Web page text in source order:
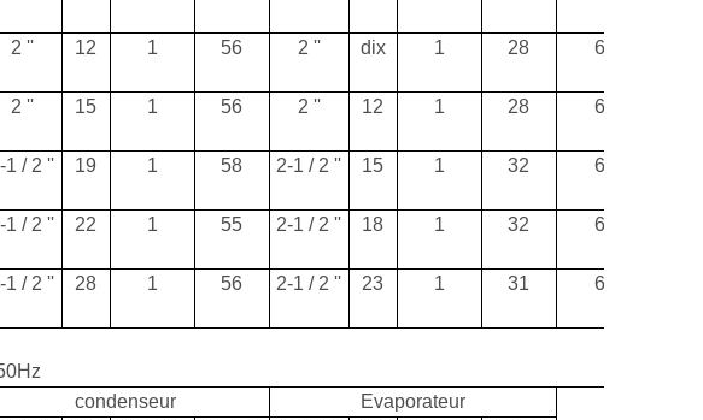
2 '' 12 1 56 2 '' dix 1 28 63
2 '' 15 1 56 2 '' 12 1 28 64
1 / 2 '' 19 1 58 2-1 / 2 '' 15 1 32 65
1 / 2 '' 22 1 55 2-1 / 2 '' 18 1 32 66
1 / 2 '' 28 1 56 2-1 / 2 '' 23 1 31 67
condenseur Evaporateur